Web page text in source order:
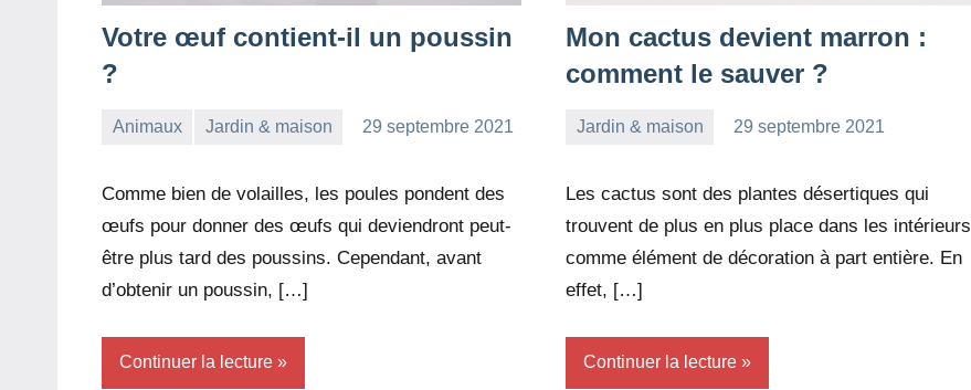
Votre œuf contient-il un poussin
?
Animaux Jardin & maison
29 septembre 2021
Comme bien de volailles, les poules pondent des
œufs pour donner des œufs qui deviendront peut-
être plus tard des poussins. Cependant, avant
d’obtenir un poussin, […]
Continuer la lecture
Mon cactus devient marron :
comment le sauver ?
Jardin & maison
29 septembre 2021
Les cactus sont des plantes désertiques qui
trouvent de plus en plus place dans les intérieurs
comme élément de décoration à part entière. En
effet, […]
Continuer la lecture